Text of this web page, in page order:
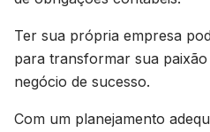
Ter sua própria empresa
para transformar sua
negócio de sucesso.
Com um planejamento